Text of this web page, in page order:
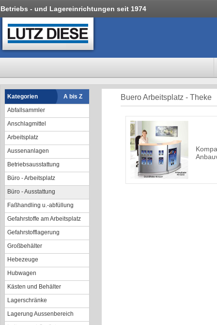
Betriebs - und Lagereinrichtungen seit 1974
Kategorien
A bis Z
Abfallsammler
Anschlagmittel
Arbeitsplatz
Aussenanlagen
Betriebsausstattung
Büro - Arbeitsplatz
Büro - Ausstattung
Faßhandling u.-abfüllung
Gefahrstoffe am Arbeitsplatz
Gefahrstofflagerung
Großbehälter
Hebezeuge
Hubwagen
Kästen und Behälter
Lagerschränke
Lagerung Aussenbereich
Buero Arbeitsplatz - Theke